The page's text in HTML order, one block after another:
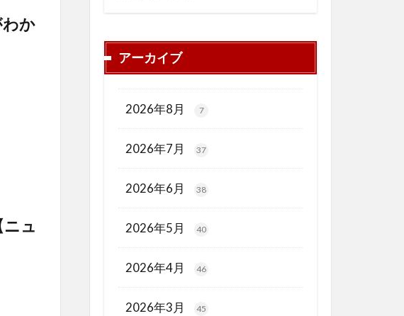
か
ュ
アーカイブ
2026年8月 7
2026年7月 37
2026年6月 38
2026年5月 40
2026年4月 46
2026年3月 45